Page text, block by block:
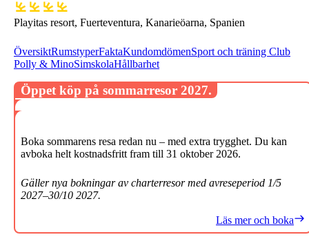
Playitas resort, Fuerteventura, Kanarieöarna, Spanien
ÖversiktRumstyperFaktaKundomdömenSport och träning Club
Polly & MinoSimskolaHållbarhet
Öppet köp på sommarresor 2027.
Boka sommarens resa redan nu – med extra trygghet. Du kan
avboka helt kostnadsfritt fram till 31 oktober 2026.
Gäller nya bokningar av charterresor med avreseperiod 1/5
2027–30/10 2027.
Läs mer och boka